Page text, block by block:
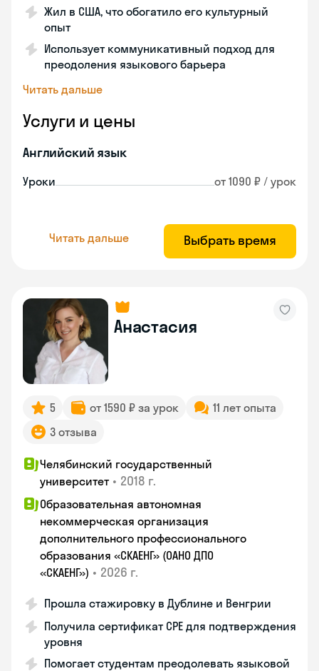
Жил в США, что обогатило его культурный
опыт
Использует коммуникативный подход для
преодоления языкового барьера
Читать дальше
Услуги и цены
Английский язык
Уроки от 1090 ₽ / урок
Читать дальше Выбрать время
Анастасия
5 от 1590 ₽ за урок
11 лет опыта
3 отзыва
Челябинский государственный
университет • 2018 г.
Образовательная автономная
некоммерческая организация
дополнительного профессионального
образования «СКАЕНГ» (ОАНО ДПО
«СКАЕНГ») • 2026 г.
Прошла стажировку в Дублине и Венгрии
Получила сертификат CPE для подтверждения
уровня
Помогает студентам преодолевать языковой